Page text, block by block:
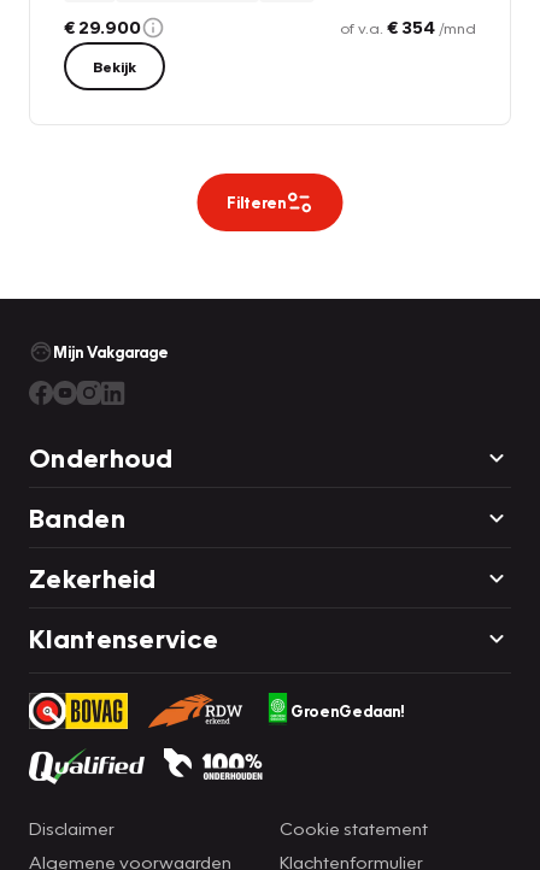
€ 29.900 of v.a. € 354 /mnd
Bekijk
Filteren
Mijn Vakgarage
Onderhoud
Banden
Zekerheid
Klantenservice
GroenGedaan!
Disclaimer
Algemene voorwaarden
Cookie statement
Klachtenformulier